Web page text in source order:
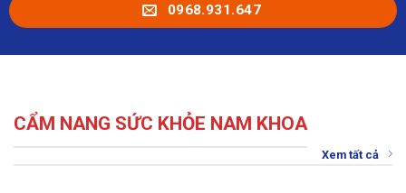
0968.931.647
CẨM NANG SỨC KHỎE NAM KHOA
Xem tất cả